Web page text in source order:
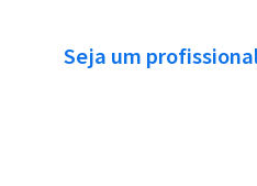
Seja um